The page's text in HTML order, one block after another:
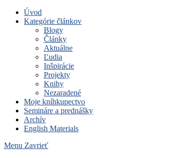
Úvod
Kategórie článkov
Blogy
Články
Aktuálne
Ľudia
Inšpirácie
Projekty
Knihy
Nezaradené
Moje kníhkupectvo
Semináre a prednášky
Archív
English Materials
Menu Zavrieť